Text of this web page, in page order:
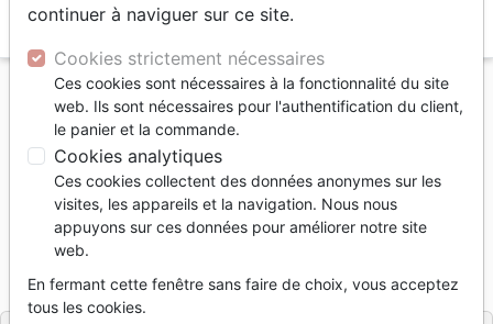
Accueil Livres
Evangelisation
UN SOUFFLE DANS LA MAISON DE L'ISLAM
UN SOUFFLE DANS LA MAISON DE
L'ISLAM
David Garrison
Référence
EditeurPremière Partie
continuer à naviguer sur ce site.
Cookies strictement nécessaires
Ces cookies sont nécessaires à la fonctionnalité du site
web. Ils sont nécessaires pour l'authentification du client,
le panier et la commande.
Cookies analytiques
Ces cookies collectent des données anonymes sur les
visites, les appareils et la navigation. Nous nous
appuyons sur ces données pour améliorer notre site
web.
En fermant cette fenêtre sans faire de choix, vous acceptez
tous les cookies.